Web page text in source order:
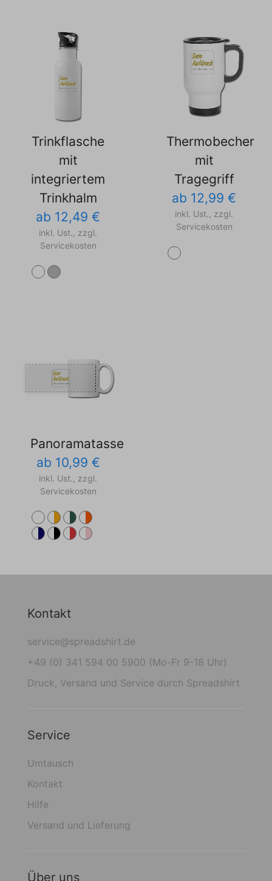
Trinkflasche
mit
integriertem
Trinkhalm
ab 12,49 €
inkl. Ust., zzgl.
Servicekosten
Thermobecher
mit
Tragegriff
ab 12,99 €
inkl. Ust., zzgl.
Servicekosten
Panoramatasse
ab 10,99 €
inkl. Ust., zzgl.
Servicekosten
Kontakt
service@spreadshirt.de
+49 (0) 341 594 00 5900 (Mo-Fr 9-18 Uhr)
Druck, Versand und Service durch Spreadshirt
Service
Umtausch
Kontakt
Hilfe
Versand und Lieferung
Über uns